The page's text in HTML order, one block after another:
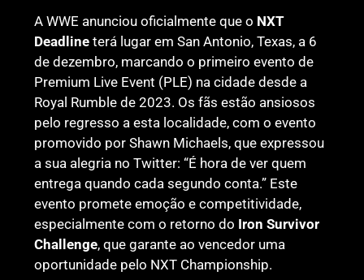
A WWE anunciou oficialmente que o NXT
Deadline terá lugar em San Antonio, Texas, a 6
de dezembro, marcando o primeiro evento de
Premium Live Event (PLE) na cidade desde a
Royal Rumble de 2023. Os fãs estão ansiosos
pelo regresso a esta localidade, com o evento
promovido por Shawn Michaels, que expressou
a sua alegria no Twitter: “É hora de ver quem
entrega quando cada segundo conta.” Este
evento promete emoção e competitividade,
especialmente com o retorno do Iron Survivor
Challenge, que garante ao vencedor uma
oportunidade pelo NXT Championship.